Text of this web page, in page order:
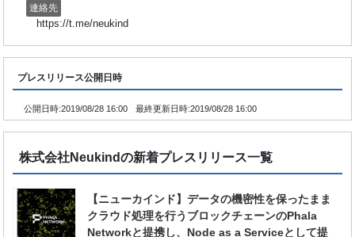
連絡先
https://t.me/neukind
プレスリリース公開日時
公開日時:2019/08/28 16:00 最終更新日時:2019/08/28 16:00
株式会社Neukindの新着プレスリリース一覧
【ニューカインド】データの機密性を保ったまま
クラウド処理を行うブロックチェーンのPhala
Networkと提携し、Node as a Serviceとして提